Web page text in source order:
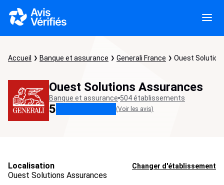
Accueil Banque et assurance Generali France Ouest
Ouest Solutions Assurances
Banque et assurance 504 établissements
5 (Voir les avis)
Localisation Changer d'établissement
Ouest Solutions Assurances